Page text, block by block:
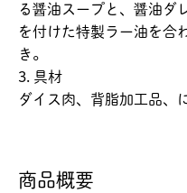
る醤油スープと、醤油ダ
を付けた特製ラー油を合
き。
3. 具材
ダイス肉、背脂加工品、
商品概要